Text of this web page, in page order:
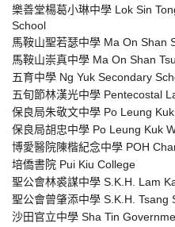
樂善堂楊葛小琳中學 Lok Sin
School
馬鞍山聖若瑟中學 Ma On Shan
馬鞍山崇真中學 Ma On Shan
五育中學 Ng Yuk Secondary
五旬節林漢光中學 Pentecostal
保良局朱敬文中學 Po Leung
保良局胡忠中學 Po Leung Kuk
博愛醫院陳楷紀念中學 POH
培僑書院 Pui Kiu College
聖公會林裘謀中學 S.K.H. Lam
聖公會曾肇添中學 S.K.H. Tsang
沙田官立中學 Sha Tin